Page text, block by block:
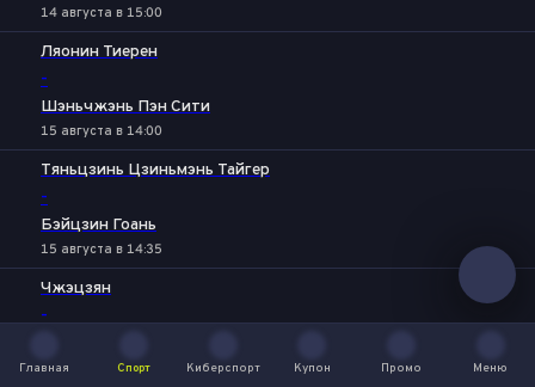
14 августа в 15:00
Ляонин Тиерен
-
Шэньчжэнь Пэн Сити
15 августа в 14:00
Тяньцзинь Цзиньмэнь Тайгер
-
Бэйцзин Гоань
15 августа в 14:35
Чжэцзян
-
15 августа в 14:35
Главная
Спорт
Киберспорт
Купон
Промо
Меню